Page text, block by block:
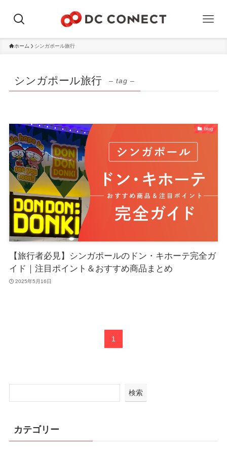
ホーム シンガポール旅行
シンガポール旅行 – tag –
blog
【旅行者必見】シンガポールのドン・キホーテ完全ガ
イド｜注目ポイント＆おすすめ商品まとめ
2025年5月16日
1
検索
カテゴリー